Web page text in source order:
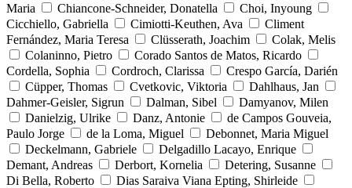
Maria
Chiancone-Schneider, Donatella
Choi, Inyoung
Cicchiello, Gabriella
Cimiotti-Keuthen, Ava
Climent
Fernández, Maria Teresa
Clüsserath, Joachim
Colak, Melis
Colaninno, Pietro
Corado Santos de Matos, Ricardo
Cordella, Sophia
Cordroch, Clarissa
Crespo García, Darién
Cüpper, Thomas
Cvetkovic, Viktoria
Dahlhaus, Jan
Dahmer-Geisler, Sigrun
Dalman, Sibel
Damyanov, Milen
Danielzig, Ulrike
Danz, Antonie
de Campos Gouveia,
Paulo Jorge
de la Loma, Miguel
Debonnet, Maria Miguel
Deckelmann, Gabriele
Delgadillo Lacayo, Enrique
Demant, Andreas
Derbort, Kornelia
Detering, Susanne
Di Bella, Roberto
Dias Saraiva Viana Epting, Shirleide